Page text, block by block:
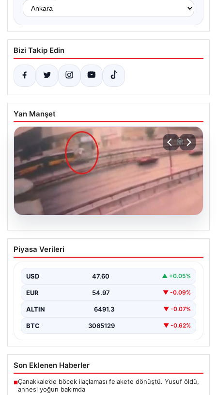
Bizi Takip Edin
Yan Manşet
Küçükçekmece’de 3 kişinin öldüğü
kazanın görüntüleri ortaya çıktı
Ölümüne Neden Olan Kaza Güvenlik Kamerası
Görüntüleriyle Ortaya Çıktı”,…
Piyasa Verileri
USD 47.60 ▲ +0.05%
EUR 54.97 ▼ -0.09%
ALTIN 6491.3 ▼ -0.07%
BTC 3065129 ▼ -0.62%
Son Eklenen Haberler
■Çanakkale’de böcek ilaçlaması felakete dönüştü. Yusuf öldü,
annesi yoğun bakımda